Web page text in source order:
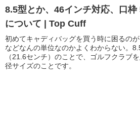
8.5型とか、46インチ対応、口
について | Top Cuff
初めてキャディバッグを買う時に困るの
などなんの単位なのかよくわからない。
（21.6センチ）のことで、ゴルフクラブ
径サイズのことです。